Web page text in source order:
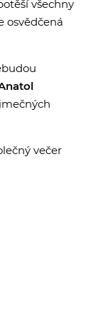
všechny
osvědčená
večer